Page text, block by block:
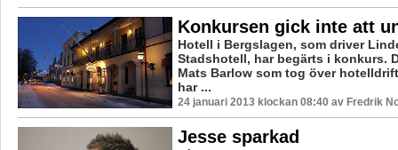
Konkursen gick inte att
Hotell i Bergslagen, som driver
Stadshotell, har begärts i konkurs.
Mats Barlow som tog över
har ...
24 januari 2013 klockan 08:40 av Fredrik
Jesse sparkad